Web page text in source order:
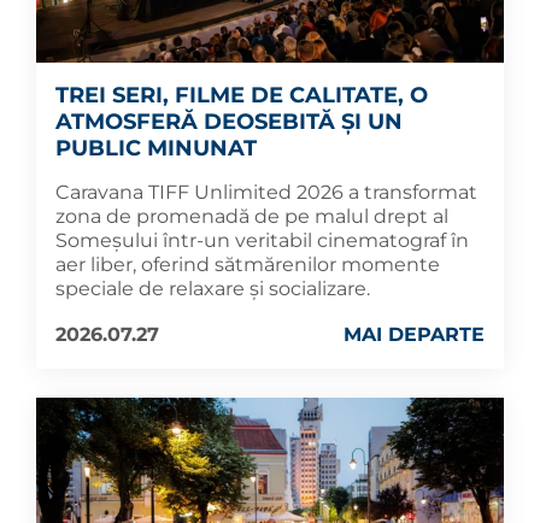
TREI SERI, FILME DE CALITATE, O
ATMOSFERĂ DEOSEBITĂ ȘI UN
PUBLIC MINUNAT
Caravana TIFF Unlimited 2026 a transformat
zona de promenadă de pe malul drept al
Someșului într-un veritabil cinematograf în
aer liber, oferind sătmărenilor momente
speciale de relaxare și socializare.
2026.07.27
MAI DEPARTE